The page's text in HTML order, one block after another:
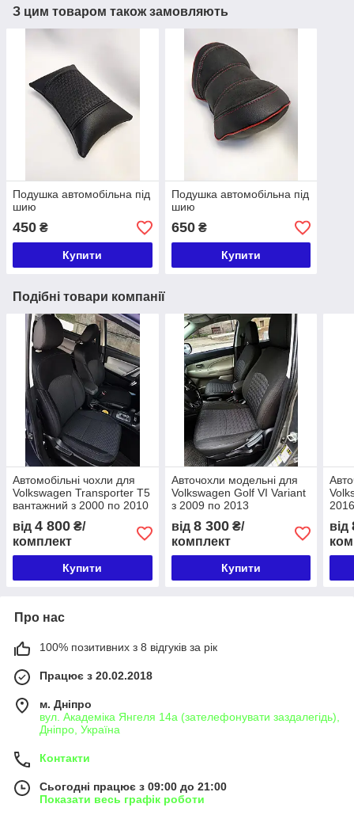
З цим товаром також замовляють
Подушка автомобільна під
шию
450 ₴
Купити
Подушка автомобільна під
шию
650₴
Купити
Подібні товари компанії
Автомобільні чохли для
Volkswagen Transporter T5
вантажний з 2000 по 2010
від 4 800 ₴/
комплект
Купити
Авточохли модельні для
Volkswagen Golf VI Variant
з 2009 по 2013
від 8 300₴/
комплект
Купити
від
Про нас
100% позитивних з 8 відгуків за рік
Працює з 20.02.2018
м. Дніпро
вул. Академіка Янгеля 14а (зателефонувати заздалегідь),
Дніпро, Україна
Контакти
Сьогодні працює з 09:00 до 21:00
Показати весь графік роботи